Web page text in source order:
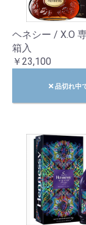
ヘネシー / X.O
箱入
￥23,100
品切れ中